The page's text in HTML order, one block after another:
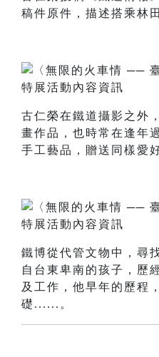
稿件原件，描述搭乘林
古仁榮在鐵道攝影之外
畫作品，也時常在逢年
手工藝品，贈送同樣愛
鐵博從代管文物中，尋
自台東卑南的孩子，歷
及工作，他早年的歷程
礎......。